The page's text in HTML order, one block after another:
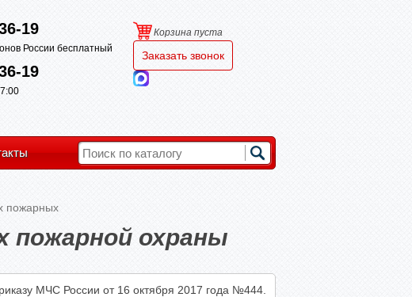
19
России бесплатный
19
Корзина пуста
Заказать звонок
пожарных
пожарной охраны
МЧС России от 16 октября 2017 года №444.